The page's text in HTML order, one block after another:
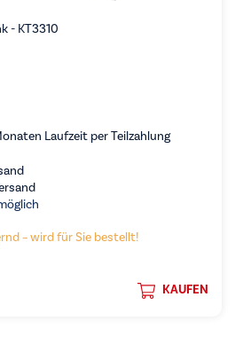
- KT3310
Laufzeit per Teilzahlung
– wird für Sie bestellt!
KAUFEN